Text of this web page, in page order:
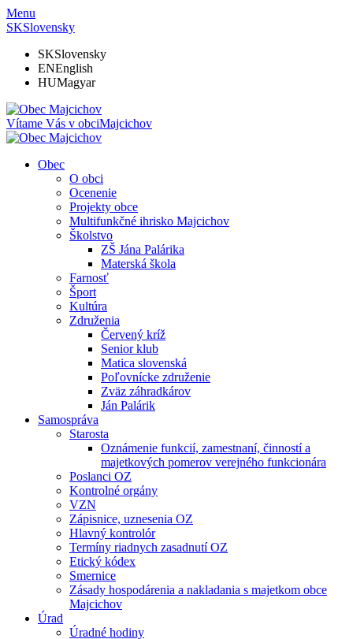
Menu
SKSlovensky
SKSlovensky
ENEnglish
HUMagyar
Vítame Vás v obciMajcichov
Obec
O obci
Ocenenie
Projekty obce
Multifunkčné ihrisko Majcichov
Školstvo
ZŠ Jána Palárika
Materská škola
Farnosť
Šport
Kultúra
Združenia
Červený kríž
Senior klub
Matica slovenská
Poľovnícke združenie
Zväz záhradkárov
Ján Palárik
Samospráva
Starosta
Oznámenie funkcií, zamestnaní, činností a
majetkových pomerov verejného funkcionára
Poslanci OZ
Kontrolné orgány
VZN
Zápisnice, uznesenia OZ
Hlavný kontrolór
Termíny riadnych zasadnutí OZ
Etický kódex
Smernice
Zásady hospodárenia a nakladania s majetkom obce
Majcichov
Úrad
Úradné hodiny